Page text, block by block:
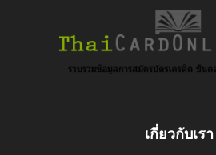
เกี่ยวกับเรา